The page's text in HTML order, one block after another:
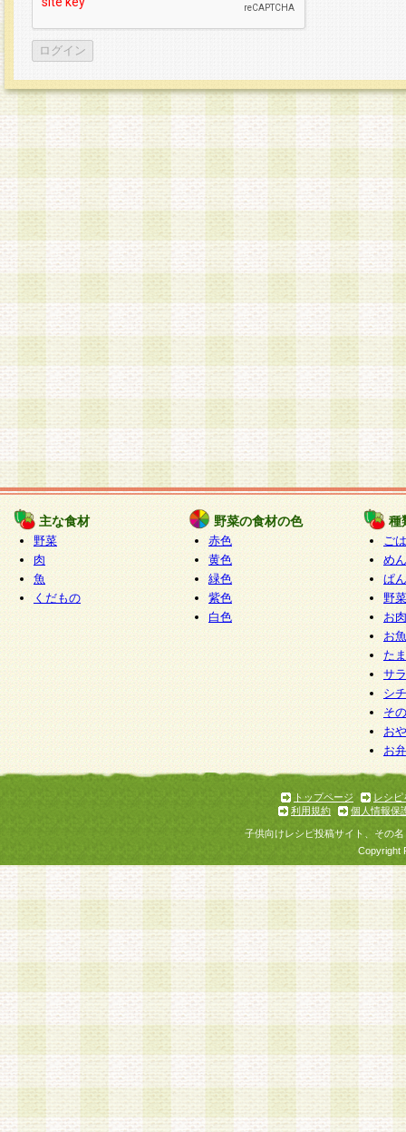
主な食材
野菜
肉
魚
くだもの
野菜の食材の色
赤色
黄色
緑色
紫色
白色
種
ご
めん
ぱん
野
お
お
た
サ
シ
そ
お
お
トップページ
レシピ
利用規約
個人情報保
子供向けレシピ投稿サイト、その
Copyright